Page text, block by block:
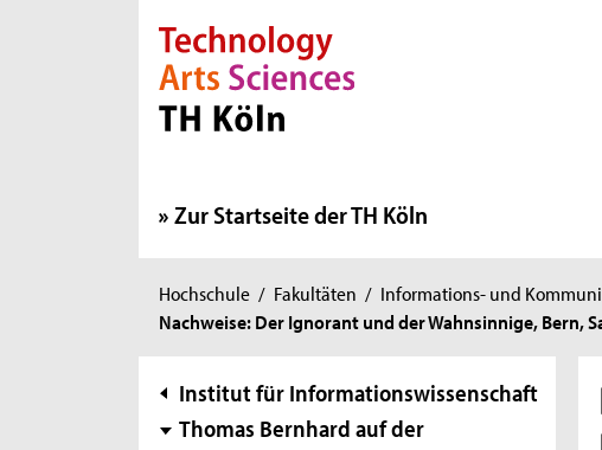
Direkt zur Hauptnavigation
Direkt zur Subnavigation
Direkt zum Inhalt
Direkt zum Fußbereich
Zur Startseite der TH Köln
Sie
sind
Hochschule / Fakultäten / Informations- und
Nachweise: Der Ignorant und der Wahnsinnige, Bern,
Subnavigation
Institut für Informationswissenschaft
Thomas Bernhard auf der